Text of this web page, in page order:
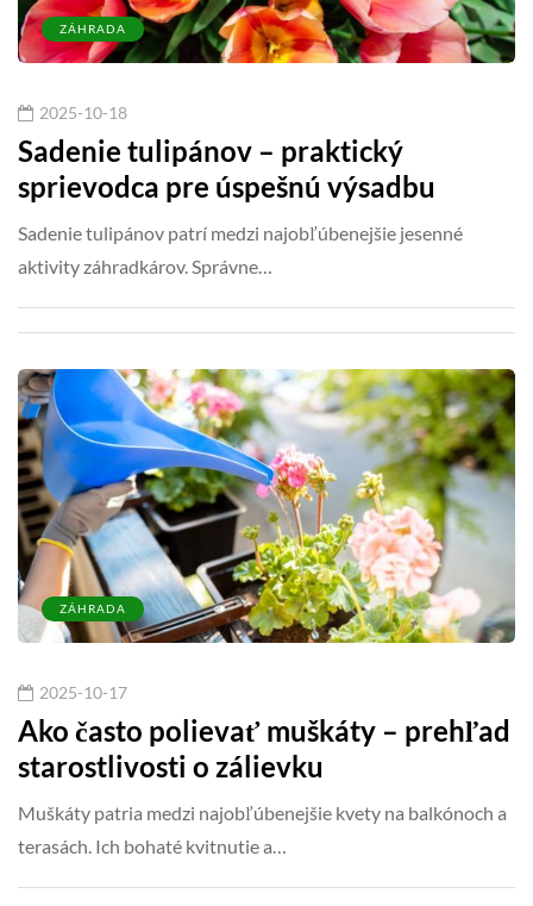
ZÁHRADA
2025-10-18
Sadenie tulipánov – praktický
sprievodca pre úspešnú výsadbu
Sadenie tulipánov patrí medzi najobľúbenejšie jesenné
aktivity záhradkárov. Správne…
ZÁHRADA
2025-10-17
Ako často polievať muškáty – prehľad
starostlivosti o zálievku
Muškáty patria medzi najobľúbenejšie kvety na balkónoch a
terasách. Ich bohaté kvitnutie a…